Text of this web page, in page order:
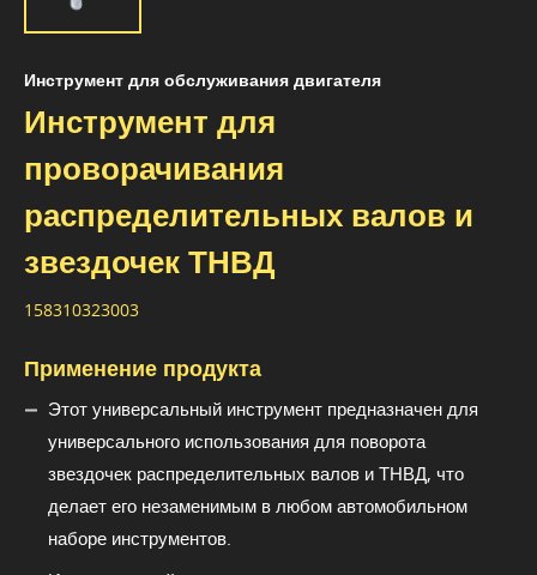
Инструмент для обслуживания двигателя
Инструмент для
проворачивания
распределительных валов и
звездочек ТНВД
158310323003
Применение продукта
Этот универсальный инструмент предназначен для
универсального использования для поворота
звездочек распределительных валов и ТНВД, что
делает его незаменимым в любом автомобильном
наборе инструментов.